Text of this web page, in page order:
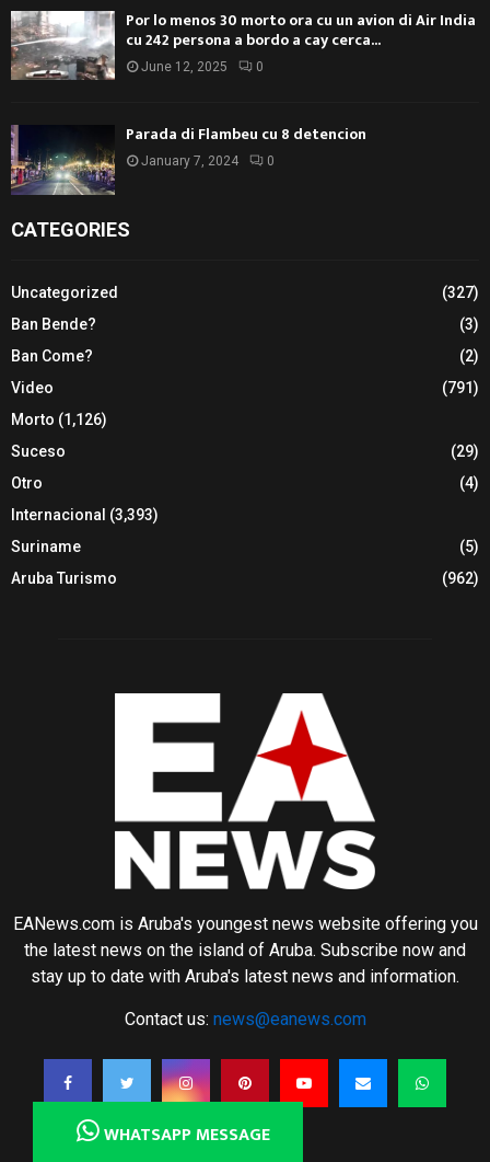
Por lo menos 30 morto ora cu un avion di Air India
cu 242 persona a bordo a cay cerca...
June 12, 2025 0
Parada di Flambeu cu 8 detencion
January 7, 2024 0
CATEGORIES
Uncategorized
(327)
Ban Bende?
(3)
Ban Come?
(2)
Video
(791)
Morto (1,126)
Suceso
(29)
Otro
(4)
Internacional (3,393)
Suriname
(5)
Aruba Turismo
(962)
EANews.com is Aruba's youngest news website offering you
the latest news on the island of Aruba. Subscribe now and
stay up to date with Aruba's latest news and information.
Contact us: news@eanews.com
WHATSAPP MESSAGE